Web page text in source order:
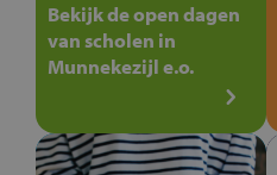
Bekijk de open dagen
van scholen in
Munnekezijl e.o.